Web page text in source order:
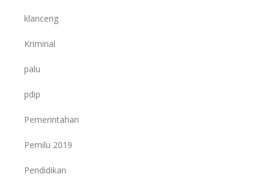
klanceng
Kriminal
palu
pdip
Pemerintahan
Pemilu 2019
Pendidikan